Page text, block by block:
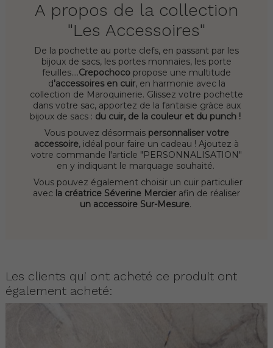
A propos de la collection
"Les Accessoires"
De la pochette au porte clefs, en passant par les
bijoux de sacs, les portes monnaies, les porte
feuilles....Crepochoco propose une multitude
d'accessoires en cuir, en harmonie avec la
collection de Maroquinerie. Glissez votre pochette
dans votre sac, apportez de la fantaisie gràce aux
bijoux de sacs : du cuir, de la couleur et du punch !
Vous pouvez désormais personnaliser votre
accessoire, idéal pour faire un cadeau ! Ajoutez à
votre commande l'article "PERSONNALISATION"
en y indiquant le marquage souhaité.
Vous pouvez également choisir un cuir particulier
avec la créatrice Séverine Mercier afin de réaliser
un accessoire Sur-Mesure.
Les clients qui ont acheté ce produit ont
également acheté: